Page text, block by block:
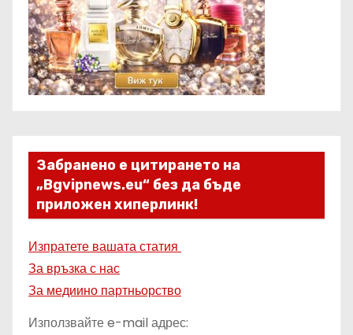
Забранено е цитирането на
„Bgvipnews.eu“ без да бъде
приложен хиперлинк!
Изпратете вашата статия
За връзка с нас
За медиино партньорство
Използвайте e-mail адрес: